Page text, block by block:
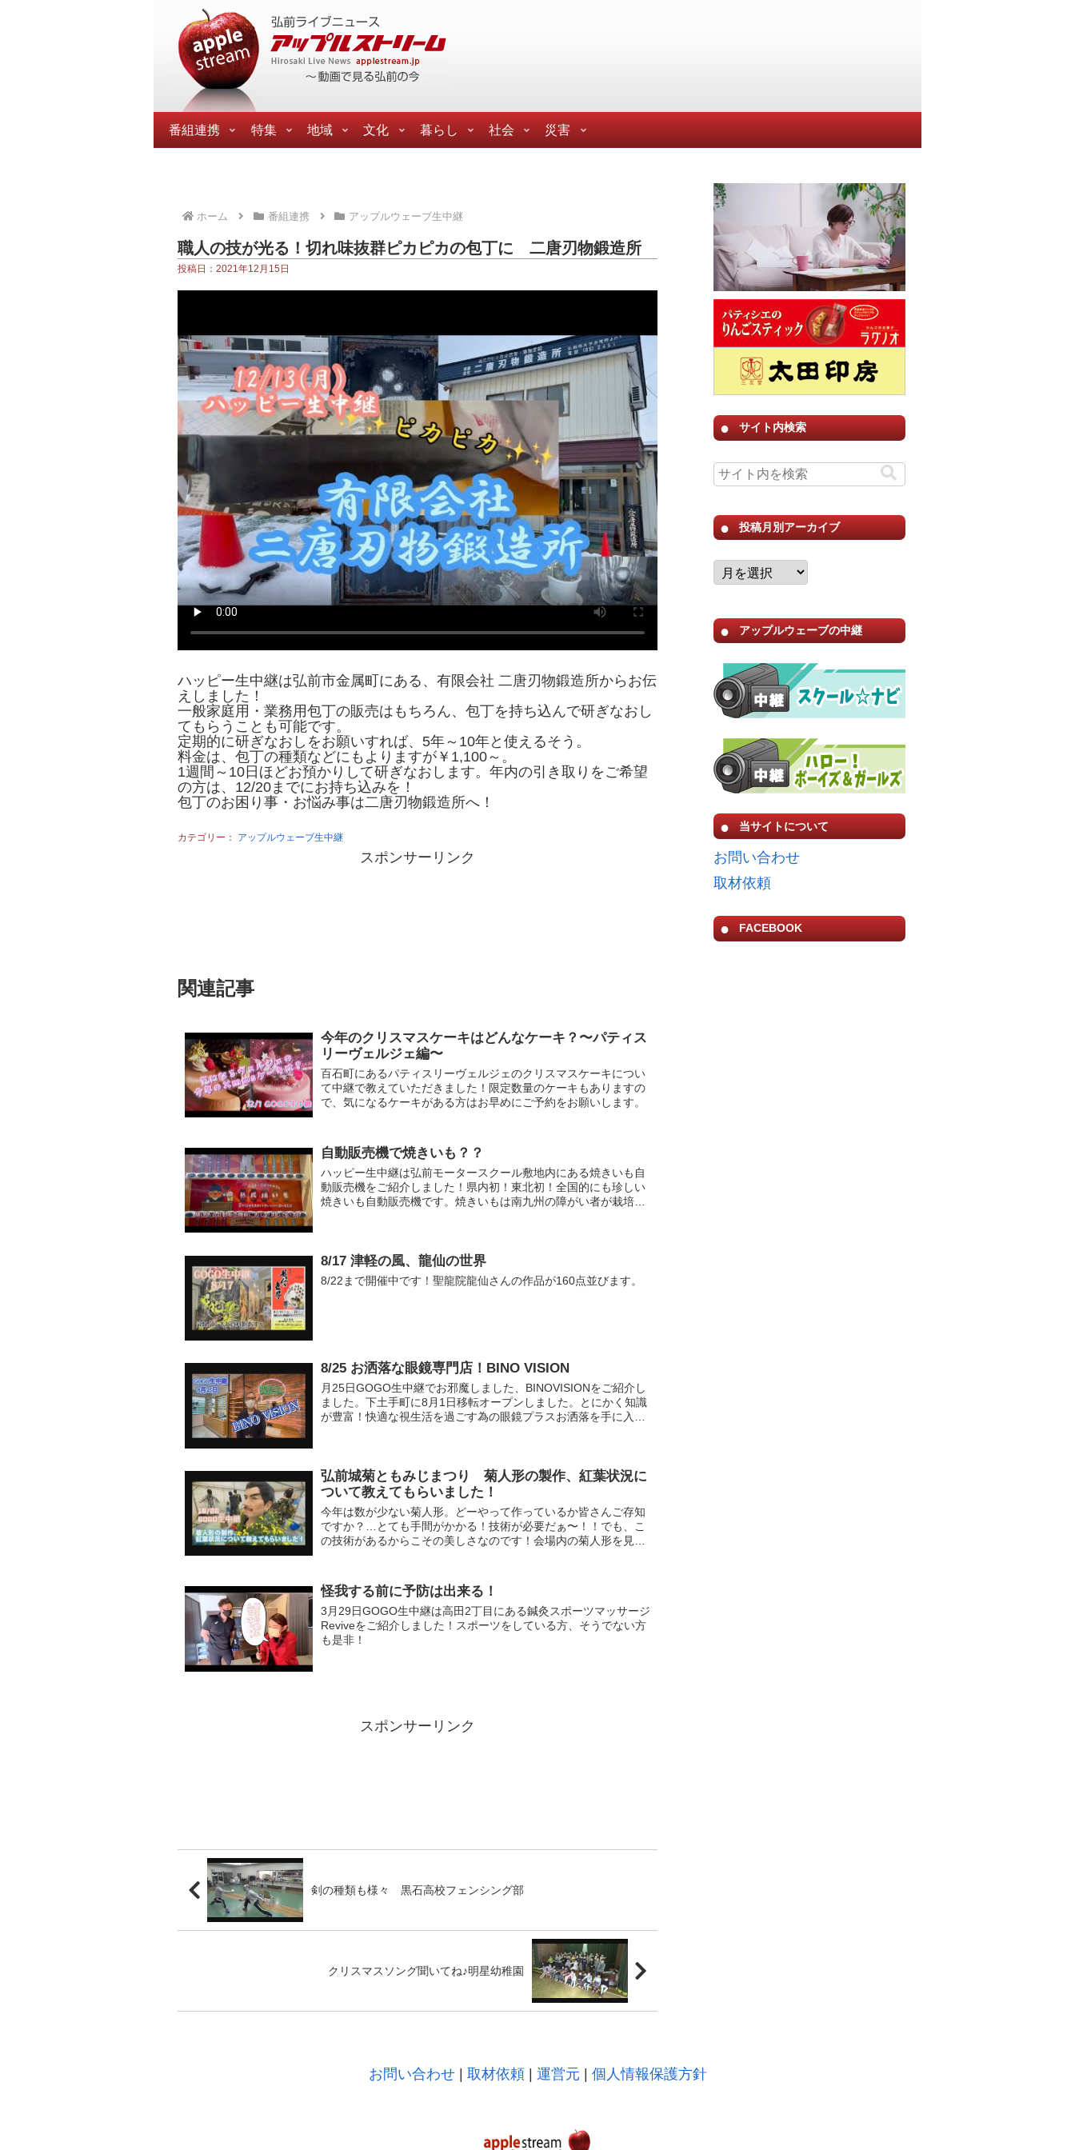
番組連携 特集 地域 文化 暮らし 社会 災害
ホーム 番組連携 アップルウェーブ生中継
職人の技が光る！切れ味抜群ピカピカの包丁に 二唐刃物鍛造所
投稿日：2021年12月15日
ハッピー生中継は弘前市金属町にある、有限会社 二唐刃物鍛造所からお伝
えしました！
一般家庭用・業務用包丁の販売はもちろん、包丁を持ち込んで研ぎなおし
てもらうことも可能です。
定期的に研ぎなおしをお願いすれば、5年～10年と使えるそう。
料金は、包丁の種類などにもよりますが￥1,100～。
1週間～10日ほどお預かりして研ぎなおします。年内の引き取りをご希望
の方は、12/20までにお持ち込みを！
包丁のお困り事・お悩み事は二唐刃物鍛造所へ！
カテゴリー： アップルウェーブ生中継
スポンサーリンク
関連記事
今年のクリスマスケーキはどんなケーキ？〜パティス
リーヴェルジェ編〜
百石町にあるパティスリーヴェルジェのクリスマスケーキについ
て中継で教えていただきました！限定数量のケーキもありますの
で、気になるケーキがある方はお早めにご予約をお願いします。
自動販売機で焼きいも？？
ハッピー生中継は弘前モータースクール敷地内にある焼きいも自
動販売機をご紹介しました！県内初！東北初！全国的にも珍しい
焼きいも自動販売機です。焼きいもは南九州の障がい者が栽培か
8/17 津軽の風、龍仙の世界
8/22まで開催中です！聖龍院龍仙さんの作品が160点並びます。
8/25 お洒落な眼鏡専門店！BINO VISION
月25日GOGO生中継でお邪魔しました、BINOVISIONをご紹介し
ました。下土手町に8月1日移転オープンしました。とにかく知識
が豊富！快適な視生活を過ごす為の眼鏡プラスお洒落を手に入れ
弘前城菊ともみじまつり 菊人形の製作、紅葉状況に
ついて教えてもらいました！
今年は数が少ない菊人形。どーやって作っているか皆さんご存知
ですか？…とても手間がかかる！技術が必要だぁ〜！！でも、こ
の技術があるからこその美しさなのです！会場内の菊人形を見つ
怪我する前に予防は出来る！
3月29日GOGO生中継は高田2丁目にある鍼灸スポーツマッサージ
Reviveをご紹介しました！スポーツをしている方、そうでない方
も是非！
スポンサーリンク
剣の種類も様々 黒石高校フェンシング部
クリスマスソング聞いてね♪明星幼稚園
サイト内検索
投稿月別アーカイブ
アップルウェーブの中継
当サイトについて
お問い合わせ
取材依頼
FACEBOOK
お問い合わせ| 取材依頼| 運営元 個人情報保護方針